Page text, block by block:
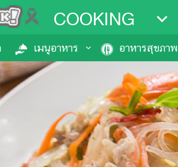
COOKING
เมนูอาหาร อาหารสุขภาพ